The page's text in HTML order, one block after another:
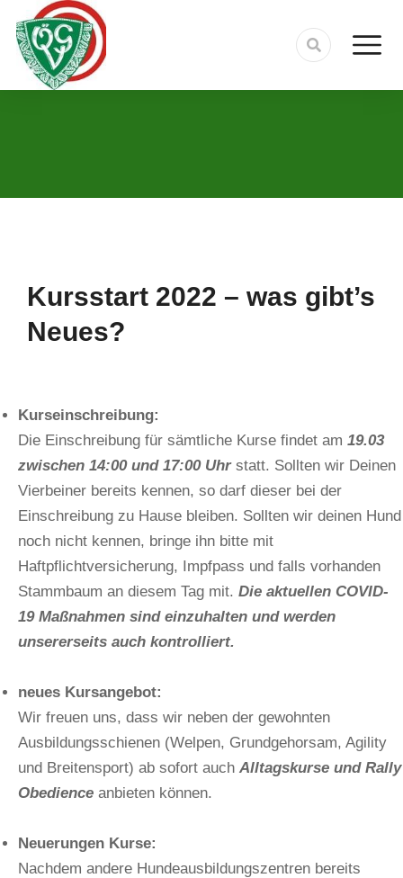
Kursstart 2022 – was gibt’s
Neues?
Kurseinschreibung:
Die Einschreibung für sämtliche Kurse findet am 19.03
zwischen 14:00 und 17:00 Uhrstatt. Sollten wir Deinen
Vierbeiner bereits kennen, so darf dieser bei der
Einschreibung zu Hause bleiben. Sollten wir deinen Hund
noch nicht kennen, bringe ihn bitte mit
Haftpflichtversicherung, Impfpass und falls vorhanden
Stammbaum an diesem Tag mit. Die aktuellen COVID-
19 Maßnahmen sind einzuhalten und werden
unsererseits auch kontrolliert.
neues Kursangebot:
Wir freuen uns, dass wir neben der gewohnten
Ausbildungsschienen (Welpen, Grundgehorsam, Agility
und Breitensport) ab sofort auch Alltagskurse und Rally
Obedience anbieten können.
Neuerungen Kurse:
Nachdem andere Hundeausbildungszentren bereits